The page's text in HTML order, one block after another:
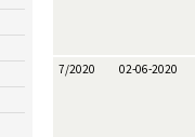
7/2020 02-06-2020